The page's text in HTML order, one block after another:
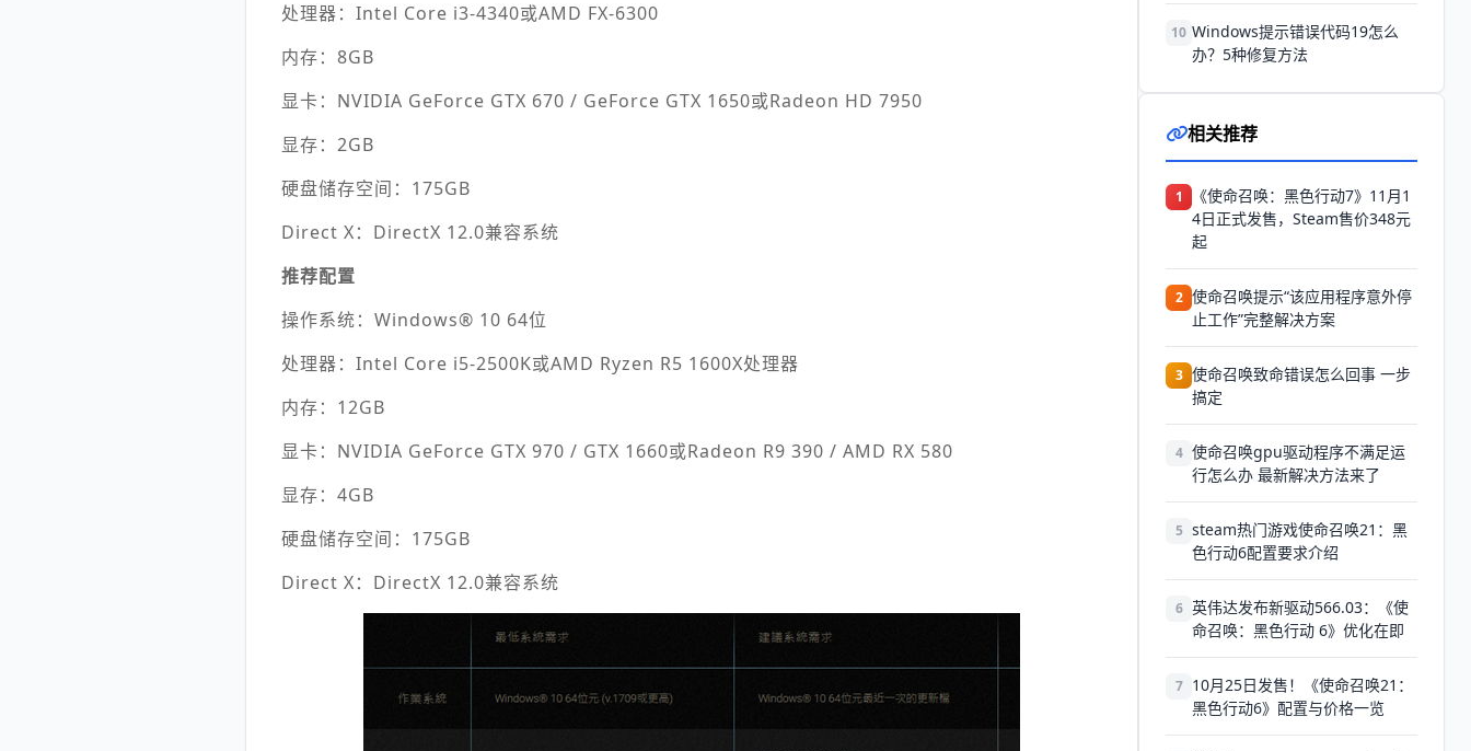
处理器：Intel Core i3-4340或AMD FX-6300
内存：8GB
显卡：NVIDIA GeForce GTX 670 / GeForce GTX 1650或Radeon HD 7950
显存：2GB
硬盘储存空间：175GB
Direct X：DirectX 12.0兼容系统
推荐配置
操作系统：Windows® 10 64位
处理器：Intel Core i5-2500K或AMD Ryzen R5 1600X处理器
内存：12GB
显卡：NVIDIA GeForce GTX 970 / GTX 1660或Radeon R9 390 / AMD RX 580
显存：4GB
硬盘储存空间：175GB
Direct X：DirectX 12.0兼容系统
10 Windows提示错误代码19怎么
办？5种修复方法
相关推荐
1
《使命召唤：黑色行动7》11月1
4日正式发售，Steam售价348元
起
2 使命召唤提示“该应用程序意外停
止工作”完整解决方案
3 使命召唤致命错误怎么回事 一步
搞定
4 使命召唤gpu驱动程序不满足运
行怎么办 最新解决方法来了
5 steam热门游戏使命召唤21：黑
色行动6配置要求介绍
6 英伟达发布新驱动566.03：《使
命召唤：黑色行动 6》优化在即
7 10月25日发售！《使命召唤21：
黑色行动6》配置与价格一览